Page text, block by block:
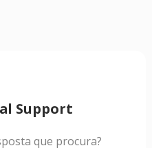
Support
que procura?